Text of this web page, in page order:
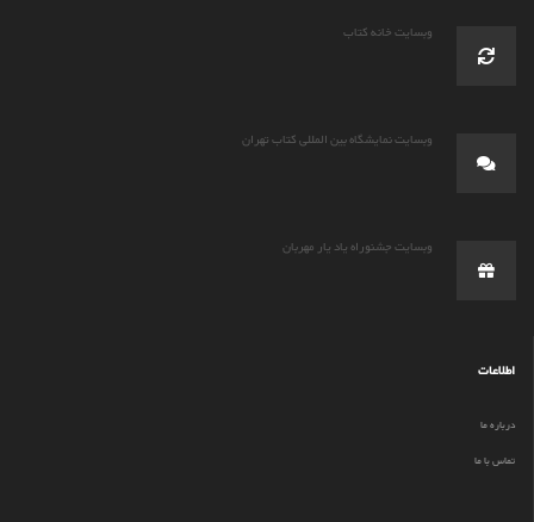
وبسایت خانه کتاب
وبسایت نمایشگاه بین المللی کتاب تهران
وبسایت جشنوراه یاد یار مهربان
اطلاعات
درباره ما
تماس با ما